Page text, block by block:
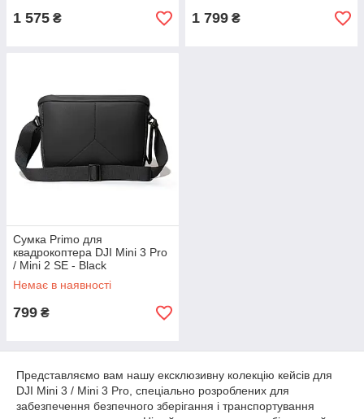
1 575 ₴ 1 799 ₴
Сумка Primo для
квадрокоптера DJI Mini 3 Pro
/ Mini 2 SE - Black
Немає в наявності
799 ₴
Представляємо вам нашу ексклюзивну колекцію кейсів для
DJI Mini 3 / Mini 3 Pro, спеціально розроблених для
забезпечення безпечного зберігання і транспортування